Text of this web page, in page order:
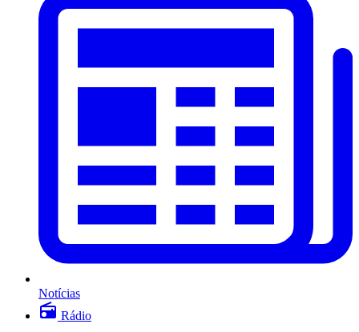
Notícias
Rádio